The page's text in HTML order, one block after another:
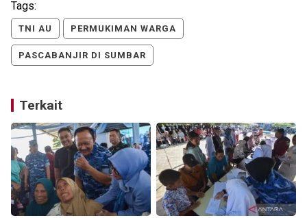
Tags:
TNI AU PERMUKIMAN WARGA
PASCABANJIR DI SUMBAR
Terkait